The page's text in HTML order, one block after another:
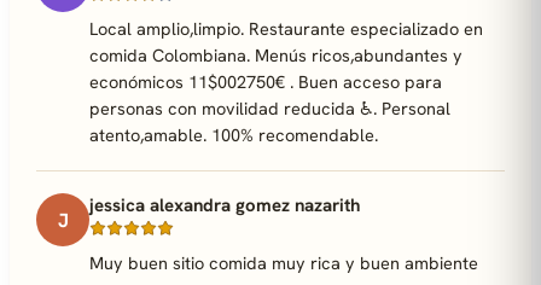
Local amplio,limpio. Restaurante especializado en
comida Colombiana. Menús ricos,abundantes y
económicos 11$002750€ . Buen acceso para
personas con movilidad reducida ♿. Personal
atento,amable. 100% recomendable.
J
jessica alexandra gomez nazarith
Muy buen sitio comida muy rica y buen ambiente